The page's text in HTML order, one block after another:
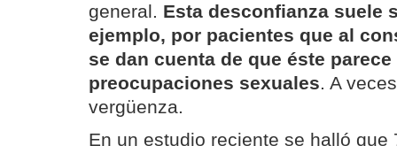
general. Esta desconfianza suele
ejemplo, por pacientes que al
se dan cuenta de que éste
preocupaciones sexuales. A
vergüenza.
En un estudio reciente se halló que